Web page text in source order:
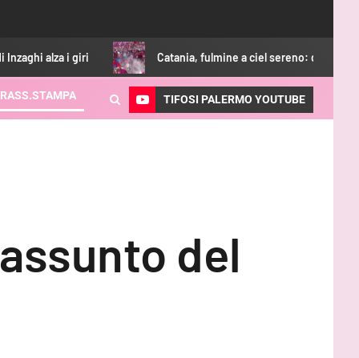
i giri Catania, fulmine a ciel sereno: difficoltà nella
RASS.STAMPA TIFOSI PALERMO YOUTUBE
del